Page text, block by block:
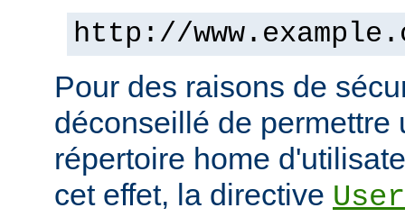
http://
Pour des raisons de
déconseillé de permettre
répertoire home
cet effet, la directive